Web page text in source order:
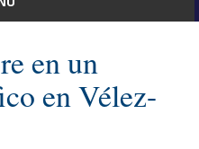
en un
en Vélez-